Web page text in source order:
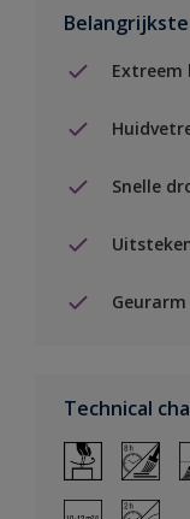
Extreem
Snelle
Geurarm
Technical